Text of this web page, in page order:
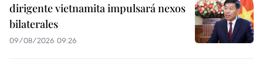
dirigente vietnamita impulsará nexos
bilaterales
09/08/2026 09:26